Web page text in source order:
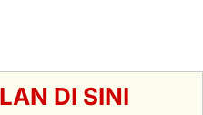
DI SINI